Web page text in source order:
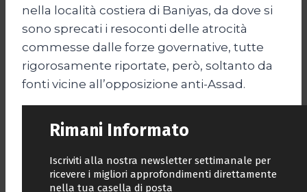
nella località costiera di Baniyas, da dove si
sono sprecati i resoconti delle atrocità
commesse dalle forze governative, tutte
rigorosamente riportate, però, soltanto da
fonti vicine all’opposizione anti-Assad.
Rimani Informato
Iscriviti alla nostra newsletter settimanale per
ricevere i migliori approfondimenti direttamente
nella tua casella di posta